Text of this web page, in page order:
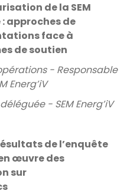
de la SEM
approches de
face à
de soutien
- Responsable
Energ’iV
- SEM Energ’iV
de l’enquête
œuvre des
sur